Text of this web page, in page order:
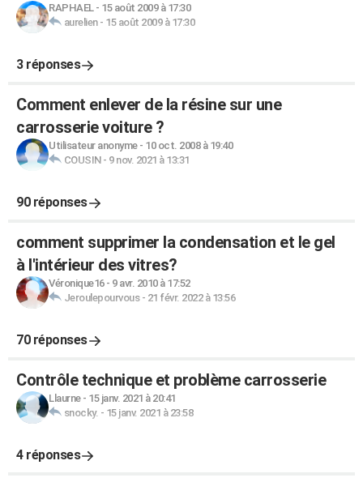
RAPHAEL- 15 août 2009 à 17:30
aurelien- 15 août 2009 à 17:30
3 réponses
Comment enlever de la résine sur une
carrosserie voiture ?
Utilisateur anonyme- 10 oct. 2008 à 19:40
COUSIN- 9 nov. 2021 à 13:31
90 réponses
comment supprimer la condensation et le gel
à l'intérieur des vitres?
Véronique16- 9 avr. 2010 à 17:52
Jeroulepourvous- 21 févr. 2022 à 13:56
70 réponses
Contrôle technique et problème carrosserie
Llaurne- 15 janv. 2021 à 20:41
snocky. - 15 janv. 2021 à 23:58
4 réponses